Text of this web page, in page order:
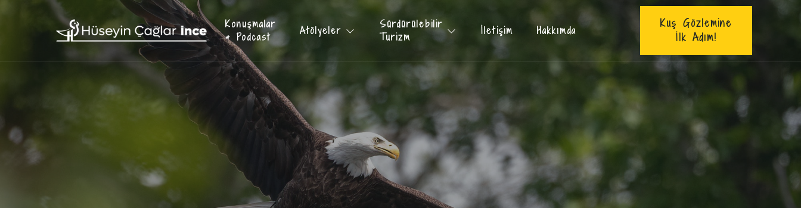
Konuşmalar
& Podcast
Atölyeler
Sürdürülebilir
Turizm
İletişim Hakkımda
Kuş Gözlemine
İlk Adım!